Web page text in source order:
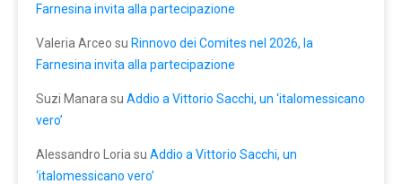
Farnesina invita alla partecipazione
Valeria Arceo su Rinnovo dei Comites nel 2026, la
Farnesina invita alla partecipazione
Suzi Manara su Addio a Vittorio Sacchi, un ‘italomessicano
vero’
Alessandro Loria su Addio a Vittorio Sacchi, un
‘italomessicano vero’